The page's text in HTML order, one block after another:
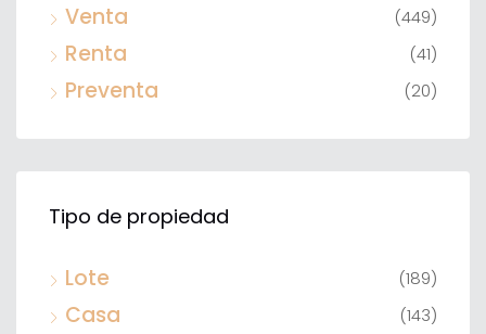
Venta (449)
Renta (41)
Preventa (20)
Tipo de propiedad
Lote (189)
Casa (143)